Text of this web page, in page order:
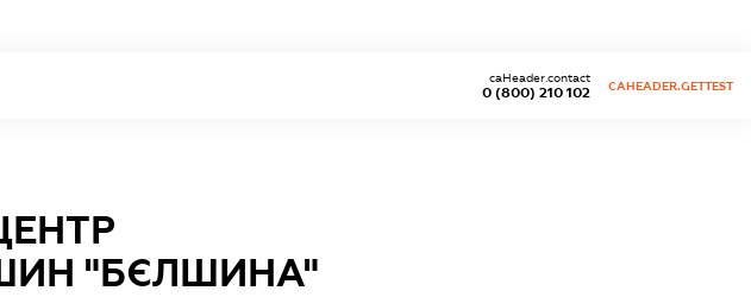
0 (800) 210 102
caHeader.contact
CAHEADER.GETTEST
"БЄЛШИНА"